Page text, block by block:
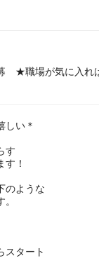
★職場が気に入れ
しい＊
す
！
のような
スタート